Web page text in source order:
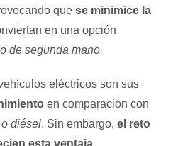
quese minimice la
en una opción
de segunda mano.
eléctricos son sus
en comparación con
diésel. Sin embargo,el reto
esta ventaja.